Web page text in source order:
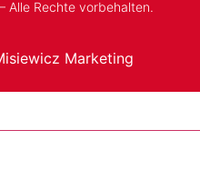
Rechte vorbehalten.
Marketing